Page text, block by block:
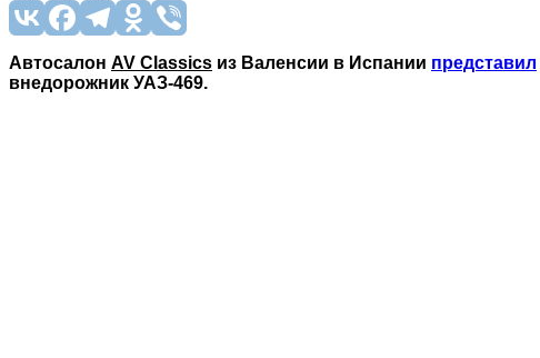
Автосалон AV Classics из Валенсии в Испании представил
внедорожник УАЗ-469.